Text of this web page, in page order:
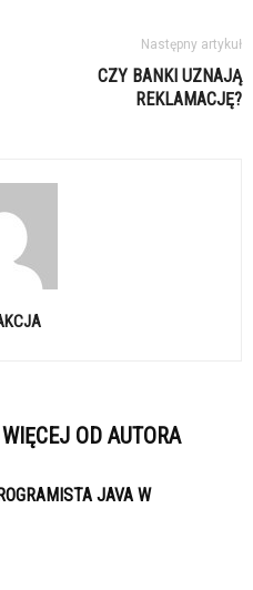
Następny artykuł
CZY BANKI UZNAJĄ
REKLAMACJĘ?
WIĘCEJ OD AUTORA
JAVA W